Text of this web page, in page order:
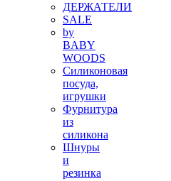
ДЕРЖАТЕЛИ
SALE
by
BABY
WOODS
Силиконовая
посуда,
игрушки
Фурнитура
из
силикона
Шнуры
и
резинка